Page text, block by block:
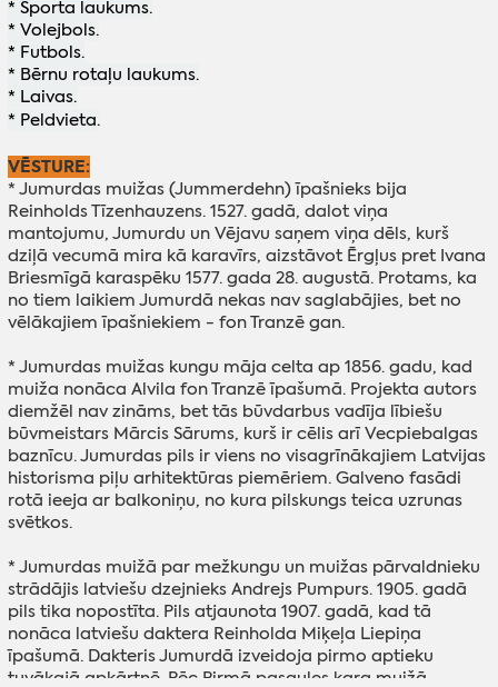
* Sporta laukums.
* Volejbols.
* Futbols.
* Bērnu rotaļu laukums.
* Laivas.
* Peldvieta.
VĒSTURE:
* Jumurdas muižas (Jummerdehn) īpašnieks bija
Reinholds Tīzenhauzens. 1527. gadā, dalot viņa
mantojumu, Jumurdu un Vējavu saņem viņa dēls, kurš
dziļā vecumā mira kā karavīrs, aizstāvot Ērgļus pret Ivana
Briesmīgā karaspēku 1577. gada 28. augustā. Protams, ka
no tiem laikiem Jumurdā nekas nav saglabājies, bet no
vēlākajiem īpašniekiem - fon Tranzē gan.
* Jumurdas muižas kungu māja celta ap 1856. gadu, kad
muiža nonāca Alvila fon Tranzē īpašumā. Projekta autors
diemžēl nav zināms, bet tās būvdarbus vadīja lībiešu
būvmeistars Mārcis Sārums, kurš ir cēlis arī Vecpiebalgas
baznīcu. Jumurdas pils ir viens no visagrīnākajiem Latvijas
historisma piļu arhitektūras piemēriem. Galveno fasādi
rotā ieeja ar balkoniņu, no kura pilskungs teica uzrunas
svētkos.
* Jumurdas muižā par mežkungu un muižas pārvaldnieku
strādājis latviešu dzejnieks Andrejs Pumpurs. 1905. gadā
pils tika nopostīta. Pils atjaunota 1907. gadā, kad tā
nonāca latviešu daktera Reinholda Miķeļa Liepiņa
īpašumā. Dakteris Jumurdā izveidoja pirmo aptieku
tuvākajā apkārtnē. Pēc Pirmā pasaules kara muižā